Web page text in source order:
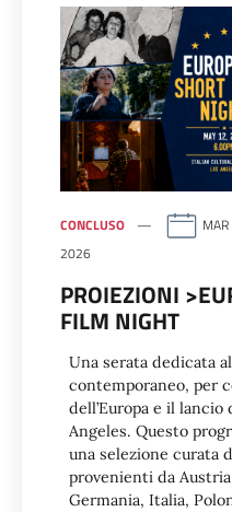
CONCLUSO
2026
PROIEZIONI
FILM NIGHT
Una serata dedicata
contemporaneo, per
dell’Europa e il lancio
Angeles. Questo
una selezione curata
provenienti da
Germania, Italia,